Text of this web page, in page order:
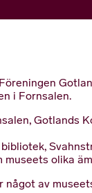
i Fornsalen.
olika
något av